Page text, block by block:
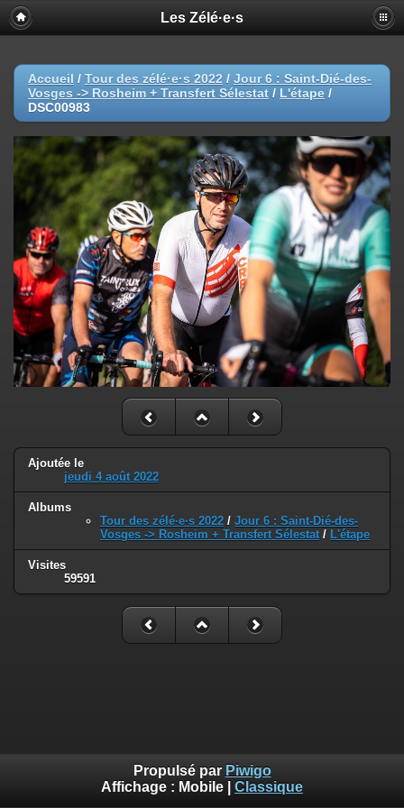
Les Zélé·e·s
Accueil / Tour des zélé·e·s 2022 / Jour 6 : Saint-Dié-des-
Vosges -> Rosheim + Transfert Sélestat / L'étape /
DSC00983
Ajoutée le
jeudi 4 août 2022
Albums
Tour des zélé·e·s 2022 / Jour 6 : Saint-Dié-des-
Vosges -> Rosheim + Transfert Sélestat / L'étape
Visites
59591
Propulsé par Piwigo
Affichage : Mobile Classique